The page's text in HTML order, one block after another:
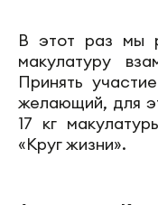
В этот раз мы
макулатуру
Принять
желающий, для
17 кг
«Круг жизни».